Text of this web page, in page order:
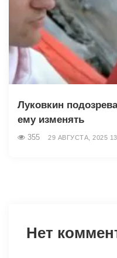
Луковкин
ему изменять
355 29 АВГУСТА, 2025
Нет